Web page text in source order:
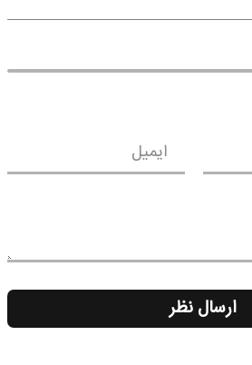
ایمیل
ارسال نظر